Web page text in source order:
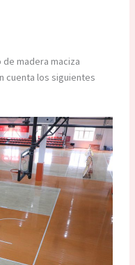
madera maciza
cuenta los siguientes